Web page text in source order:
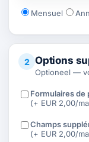
Mensuel
2 Options
Optioneel —
Formulaires de
(+ EUR 2,00/
Champs
(+ EUR 2,00/